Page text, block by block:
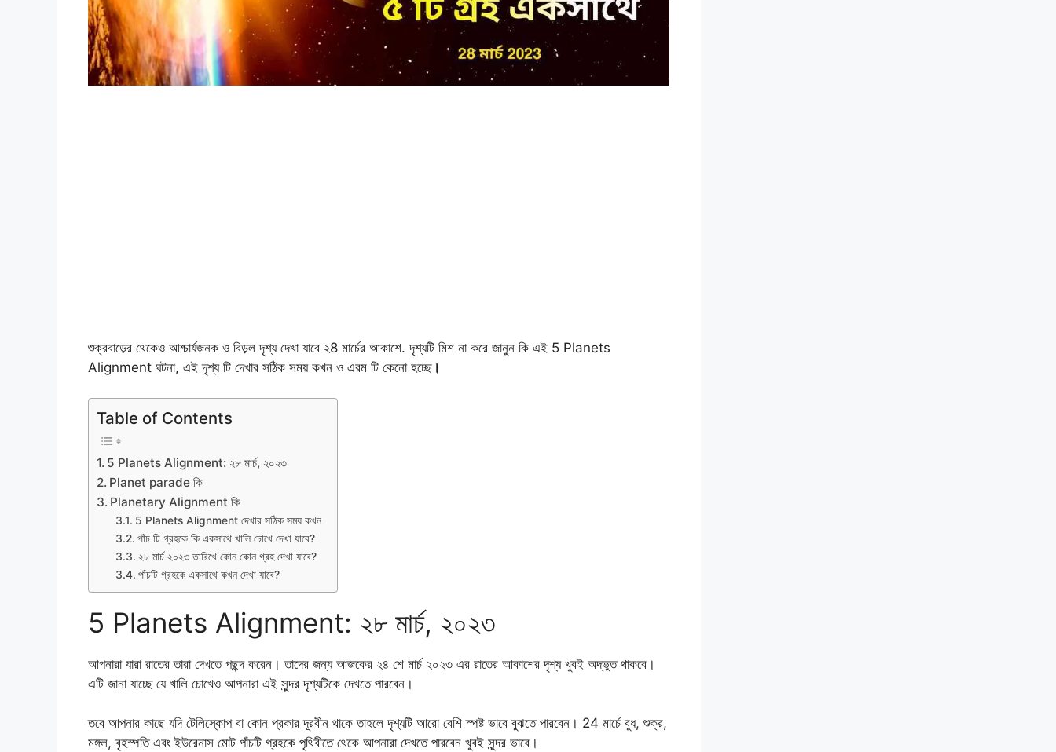
শুক্রবাড়ের থেকেও আশ্চার্যজনক ও বিড়ল দৃশ্য দেখা যাবে ২8 মার্চের আকাশে. দৃশ্যটি মিশ না করে জানুন কি এই 5 Planets
Alignment ঘটনা, এই দৃশ্য টি দেখার সঠিক সময় কখন ও এরম টি কেনো হচ্ছে।
Table of Contents
5 Planets Alignment: ২৮ মার্চ, ২০২৩
Planet parade কি
Planetary Alignment কি
5 Planets Alignment দেখার সঠিক সময় কখন
পাঁচ টি গ্রহকে কি একসাথে খালি চোখে দেখা যাবে?
২৮ মার্চ ২০২৩ তারিখে কোন কোন গ্রহ দেখা যাবে?
পাঁচটি গ্রহকে একসাথে কখন দেখা যাবে?
5 Planets Alignment: ২৮ মার্চ, ২০২৩
আপনারা যারা রাতের তারা দেখতে পছন্দ করেন। তাদের জন্য আজকের ২৪ শে মার্চ ২০২৩ এর রাতের আকাশের দৃশ্য খুবই অদ্ভুত থাকবে।
এটি জানা যাচ্ছে যে খালি চোখেও আপনারা এই সুন্দর দৃশ্যটিকে দেখতে পারবেন।
তবে আপনার কাছে যদি টেলিস্কোপ বা কোন প্রকার দূরবীন থাকে তাহলে দৃশ্যটি আরো বেশি স্পষ্ট ভাবে বুঝতে পারবেন। 24 মার্চে বুধ, শুক্র,
মঙ্গল, বৃহস্পতি এবং ইউরেনাস মোট পাঁচটি গ্রহকে পৃথিবীতে থেকে আপনারা দেখতে পারবেন খুবই সুন্দর ভাবে।